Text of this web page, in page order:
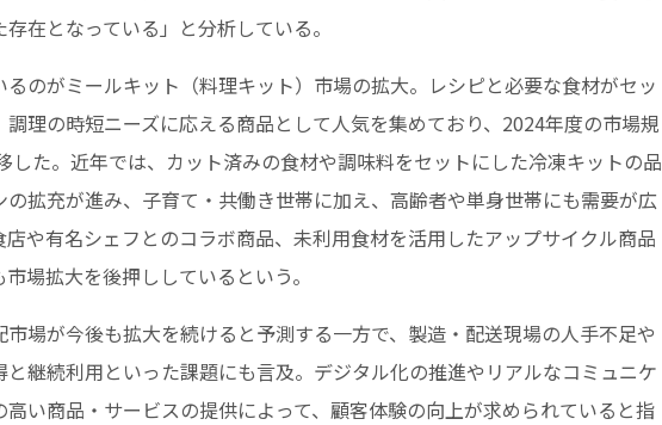
在となっている」と分析している。
のがミールキット（料理キット）市場の拡大。レシピと必要な食材がセッ
調理の時短ニーズに応える商品として人気を集めており、2024年度の市場規
した。近年では、カット済みの食材や調味料をセットにした冷凍キットの品
拡充が進み、子育て・共働き世帯に加え、高齢者や単身世帯にも需要が広
や有名シェフとのコラボ商品、未利用食材を活用したアップサイクル商品
場拡大を後押ししているという。
場が今後も拡大を続けると予測する一方で、製造・配送現場の人手不足や
継続利用といった課題にも言及。デジタル化の推進やリアルなコミュニケ
い商品・サービスの提供によって、顧客体験の向上が求められていると指